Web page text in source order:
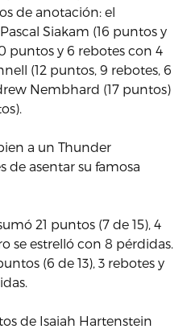
de anotación: el
Siakam (16 puntos y
puntos y 6 rebotes con 4
(12 puntos, 9 rebotes, 6
Nembhard (17 puntos)
a un Thunder
de asentar su famosa
21 puntos (7 de 15), 4
se estrelló con 8 pérdidas.
(6 de 13), 3 rebotes y
de Isaiah Hartenstein